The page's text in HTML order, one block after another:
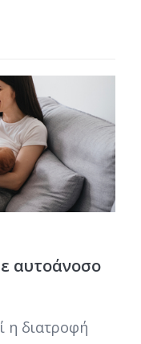
αυτοάνοσο
η διατροφή